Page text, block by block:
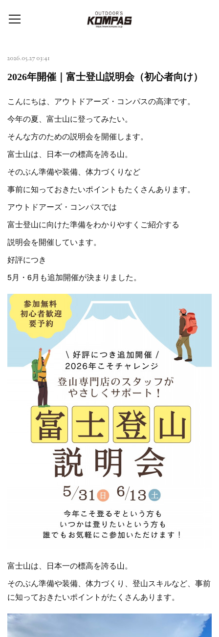
2026.05.27 03:41
2026年開催｜富士登山説明会（初心者向け）
こんにちは、アウトドアーズ・コンパスの高津です。
今年の夏、富士山に登ってみたい。
そんな方のための説明会を開催します。
富士山は、日本一の標高を誇る山。
そのぶん準備や装備、体力づくりなど
事前に知っておきたいポイントもたくさんあります。
アウトドアーズ・コンパスでは
富士登山に向けた準備をわかりやすくご紹介する
説明会を開催しています。
好評につき
5月・6月も追加開催が決まりました。
富士山は、日本一の標高を誇る山。
そのぶん準備や装備、体力づくり、登山スキルなど、事前
に知っておきたいポイントがたくさんあります。